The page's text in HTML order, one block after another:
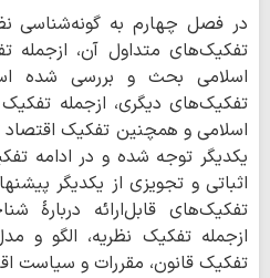
در فصل چهارم به گونه‌شناسی
تفکیک‌های متداول آن، ازجمله
اسلامی بحث و بررسی شده
تفکیک‌های دیگری، ازجمله
اسلامی و همچنین تفکیک اقتصاد
یکدیگر توجه شده و در ادامه
اثباتی و تجویزی از یکدیگر
تفکیک‌های قابل‌ارائه دربارهٔ
ازجمله تفکیک نظریه، الگو و
تفکیک قانون، مقررات و سیاست